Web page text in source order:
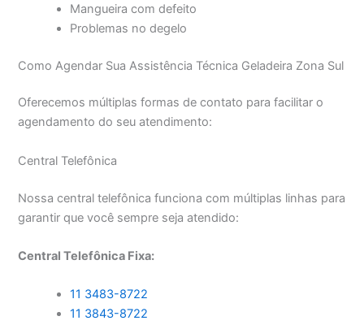
Mangueira com defeito
Problemas no degelo
Como Agendar Sua Assistência Técnica Geladeira Zona Sul
Oferecemos múltiplas formas de contato para facilitar o
agendamento do seu atendimento:
Central Telefônica
Nossa central telefônica funciona com múltiplas linhas para
garantir que você sempre seja atendido:
Central Telefônica Fixa:
11 3483-8722
11 3843-8722